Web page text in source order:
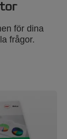
för dina
frågor.